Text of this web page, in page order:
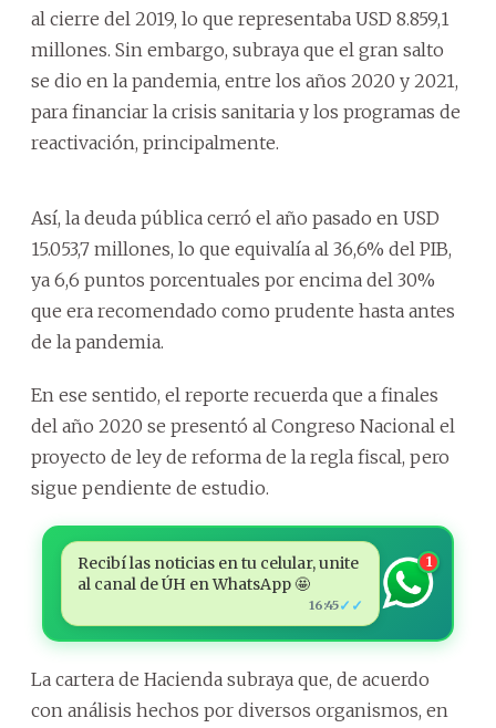
al cierre del 2019, lo que representaba USD 8.859,1
millones. Sin embargo, subraya que el gran salto
se dio en la pandemia, entre los años 2020 y 2021,
para financiar la crisis sanitaria y los programas de
reactivación, principalmente.
Así, la deuda pública cerró el año pasado en USD
15.053,7 millones, lo que equivalía al 36,6% del PIB,
ya 6,6 puntos porcentuales por encima del 30%
que era recomendado como prudente hasta antes
de la pandemia.
En ese sentido, el reporte recuerda que a finales
del año 2020 se presentó al Congreso Nacional el
proyecto de ley de reforma de la regla fiscal, pero
sigue pendiente de estudio.
Recibí las noticias en tu celular, unite
al canal de ÚH en WhatsApp 🤩
16:45✓✓
1
La cartera de Hacienda subraya que, de acuerdo
con análisis hechos por diversos organismos, en